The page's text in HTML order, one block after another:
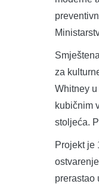
za
Whitney
kubičnim
stoljeća.
Projekt je
prerastao